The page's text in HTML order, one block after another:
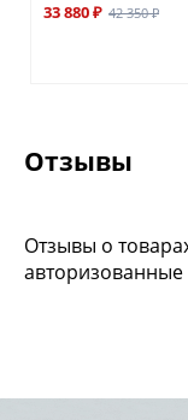
33 880 ₽ 42 350 ₽
Отзывы
Отзывы о
авторизованные